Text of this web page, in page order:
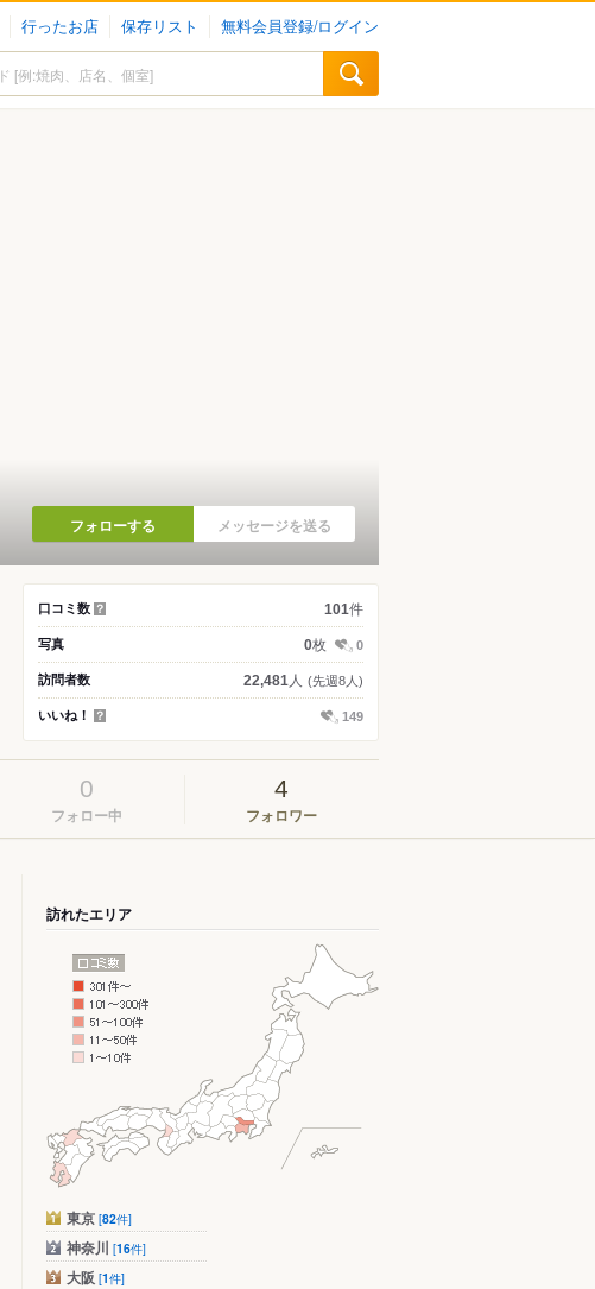
行ったお店 保存リスト 無料会員登録/ログイン
フォローする メッセージを送る
口コミ数 ？ 101件
写真 0枚 0
訪問者数 22,481 人 (先週8人)
いいね！ ？ 149
0
フォロー中
4
フォロワー
訪れたエリア
東京 [82件]
神奈川 [16件]
大阪 [1件]